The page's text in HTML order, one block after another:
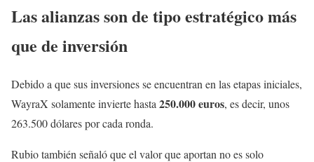
Las alianzas son de tipo estratégico más
que de inversión
Debido a que sus inversiones se encuentran en las etapas iniciales,
WayraX solamente invierte hasta 250.000 euros, es decir, unos
263.500 dólares por cada ronda.
Rubio también señaló que el valor que aportan no es solo